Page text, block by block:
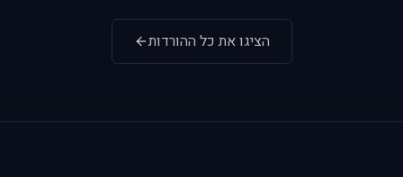
הציגו את כל ההורדות